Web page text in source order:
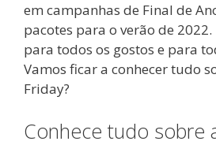
em campanhas de Final de
pacotes para o verão de
para todos os gostos e para
Vamos ficar a conhecer tudo
Friday?
Conhece tudo sobre